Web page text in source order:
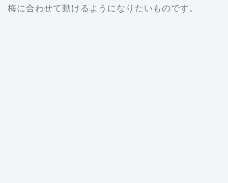
梅に合わせて動けるようになりたいものです。